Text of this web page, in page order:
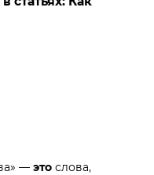
— это слова,